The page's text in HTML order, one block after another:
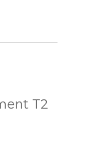
T2